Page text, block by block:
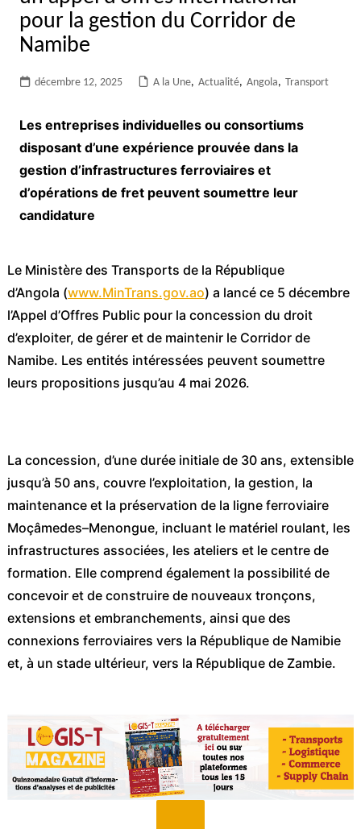
pour la gestion du Corridor de
Namibe
décembre 12, 2025 A la Une, Actualité, Angola, Transport
Les entreprises individuelles ou consortiums
disposant d’une expérience prouvée dans la
gestion d’infrastructures ferroviaires et
d’opérations de fret peuvent soumettre leur
candidature
Le Ministère des Transports de la République
d’Angola (www.MinTrans.gov.ao) a lancé ce 5 décembre
l’Appel d’Offres Public pour la concession du droit
d’exploiter, de gérer et de maintenir le Corridor de
Namibe. Les entités intéressées peuvent soumettre
leurs propositions jusqu’au 4 mai 2026.
La concession, d’une durée initiale de 30 ans, extensible
jusqu’à 50 ans, couvre l’exploitation, la gestion, la
maintenance et la préservation de la ligne ferroviaire
Moçâmedes–Menongue, incluant le matériel roulant, les
infrastructures associées, les ateliers et le centre de
formation. Elle comprend également la possibilité de
concevoir et de construire de nouveaux tronçons,
extensions et embranchements, ainsi que des
connexions ferroviaires vers la République de Namibie
et, à un stade ultérieur, vers la République de Zambie.